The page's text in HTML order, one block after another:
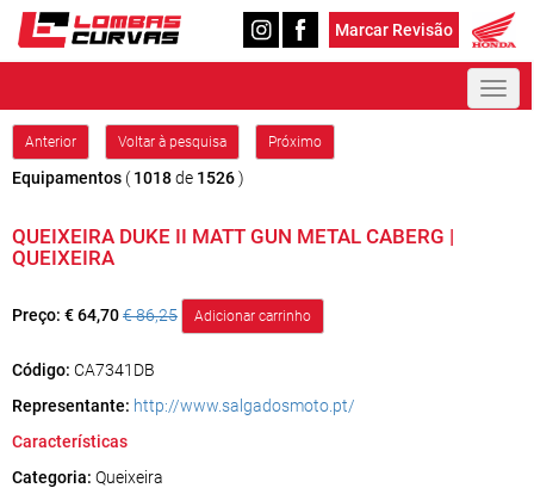
Marcar Revisão
Anterior Voltar à pesquisa Próximo
Equipamentos (1018de 1526)
QUEIXEIRA DUKE II MATT GUN METAL CABERG |
QUEIXEIRA
Preço: € 64,70€ 86,25
Código: CA7341DB
Representante: http://www.salgadosmoto.pt/
Características
Categoria: Queixeira